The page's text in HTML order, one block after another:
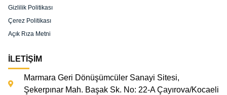
Gizlilik Politikası
Çerez Politikası
Açık Rıza Metni
İLETİŞİM
Marmara Geri Dönüşümcüler Sanayi Sitesi,
Şekerpınar Mah. Başak Sk. No: 22-A Çayırova/Kocaeli